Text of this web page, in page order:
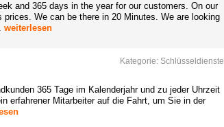
and 365 days in the year for our customers. On our
We can be there in 20 Minutes. We are looking
weiterlesen
Kategorie: Schlüsseldienste
365 Tage im Kalenderjahr und zu jeder Uhrzeit
erfahrener Mitarbeiter auf die Fahrt, um Sie in der